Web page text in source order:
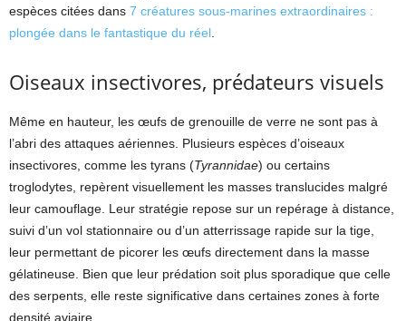
espèces citées dans 7 créatures sous-marines extraordinaires :
plongée dans le fantastique du réel.
Oiseaux insectivores, prédateurs visuels
Même en hauteur, les œufs de grenouille de verre ne sont pas à
l’abri des attaques aériennes. Plusieurs espèces d’oiseaux
insectivores, comme les tyrans (Tyrannidae) ou certains
troglodytes, repèrent visuellement les masses translucides malgré
leur camouflage. Leur stratégie repose sur un repérage à distance,
suivi d’un vol stationnaire ou d’un atterrissage rapide sur la tige,
leur permettant de picorer les œufs directement dans la masse
gélatineuse. Bien que leur prédation soit plus sporadique que celle
des serpents, elle reste significative dans certaines zones à forte
densité aviaire.